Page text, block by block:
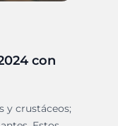
con
y crustáceos;